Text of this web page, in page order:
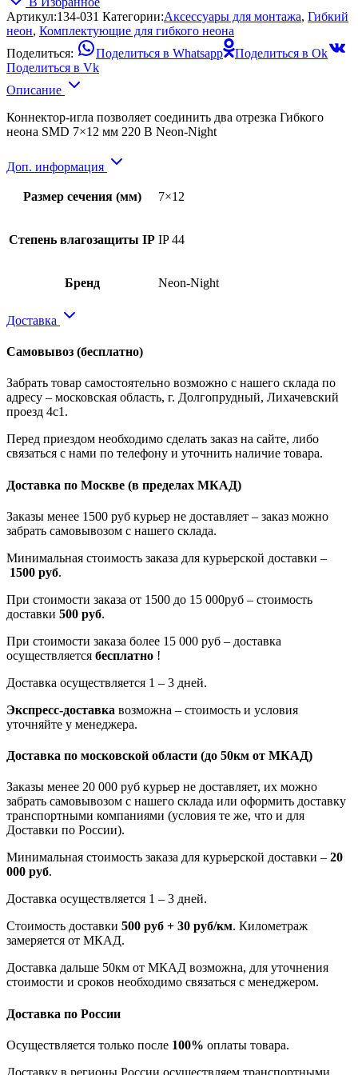
Артикул:134-031 Категории:Аксессуары для монтажа, Гибкий
неон, Комплектующие для гибкого неона
Поделиться:
Поделиться в Whatsapp
Поделиться в Ok
Поделиться в Vk
Описание
Коннектор-игла позволяет соединить два отрезка Гибкого
неона SMD 7×12 мм 220 В Neon-Night
Доп. информация
Размер сечения (мм) 7×12
Степень влагозащиты IP IP 44
Бренд Neon-Night
Доставка
Самовывоз (бесплатно)
Забрать товар самостоятельно возможно с нашего склада по
адресу – московская область, г. Долгопрудный, Лихачевский
проезд 4с1.
Перед приездом необходимо сделать заказ на сайте, либо
связаться с нами по телефону и уточнить наличие товара.
Доставка по Москве (в пределах МКАД)
Заказы менее 1500 руб курьер не доставляет – заказ можно
забрать самовывозом с нашего склада.
Минимальная стоимость заказа для курьерской доставки –
1500 руб.
При стоимости заказа от 1500 до 15 000руб – стоимость
доставки 500 руб.
При стоимости заказа более 15 000 руб – доставка
осуществляется бесплатно !
Доставка осуществляется 1 – 3 дней.
Экспресс-доставка возможна – стоимость и условия
уточняйте у менеджера.
Доставка по московской области (до 50км от МКАД)
Заказы менее 20 000 руб курьер не доставляет, их можно
забрать самовывозом с нашего склада или оформить доставку
транспортными компаниями (условия те же, что и для
Доставки по России).
Минимальная стоимость заказа для курьерской доставки – 20
000 руб.
Доставка осуществляется 1 – 3 дней.
Стоимость доставки 500 руб + 30 руб/км. Километраж
замеряется от МКАД.
Доставка дальше 50км от МКАД возможна, для уточнения
стоимости и сроков необходимо связаться с менеджером.
Доставка по России
Осуществляется только после 100% оплаты товара.
Доставку в регионы России осуществляем транспортными